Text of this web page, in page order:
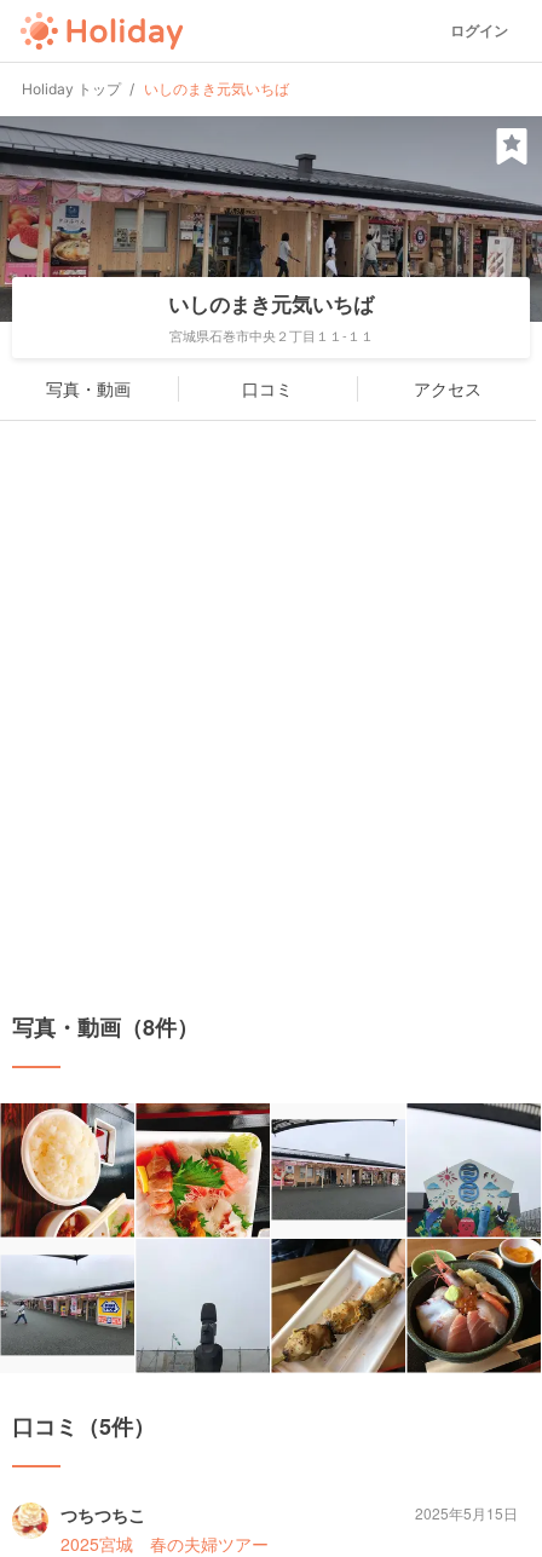
ログイン
Holiday トップ いしのまき元気いちば
いしのまき元気いちば
宮城県石巻市中央２丁目１１-１１
写真・動画 口コミ アクセス
写真・動画（8件）
口コミ（5件）
つちつちこ
2025宮城 春の夫婦ツアー
2025年5月15日